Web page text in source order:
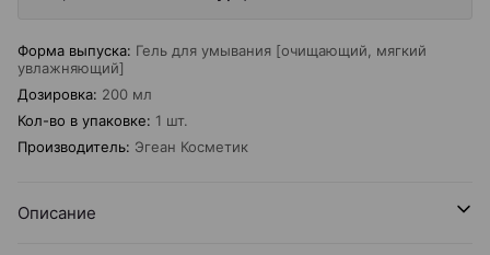
Форма выпуска: Гель для умывания [очищающий, мягкий
увлажняющий]
Дозировка: 200 мл
Кол-во в упаковке: 1 шт.
Производитель: Эгеан Косметик
Описание